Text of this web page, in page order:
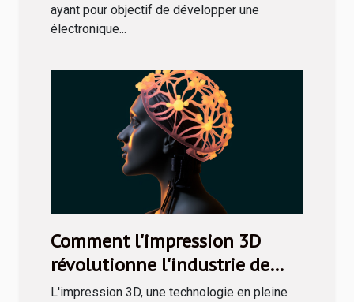
ayant pour objectif de développer une
électronique...
Comment l'impression 3D
révolutionne l'industrie de
l'imprimerie
L'impression 3D, une technologie en pleine